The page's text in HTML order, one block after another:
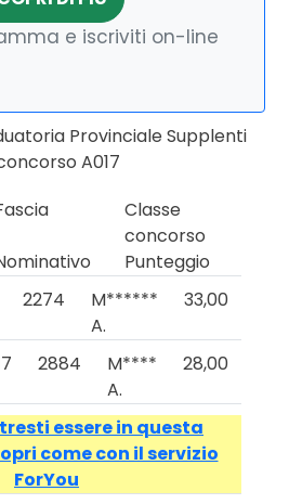
e iscriviti on-line
Provinciale Supplenti
A017
Classe
concorso
Punteggio
2274
M******
A.
33,00
2884
M****
A.
28,00
essere in questa
come con il servizio
ForYou